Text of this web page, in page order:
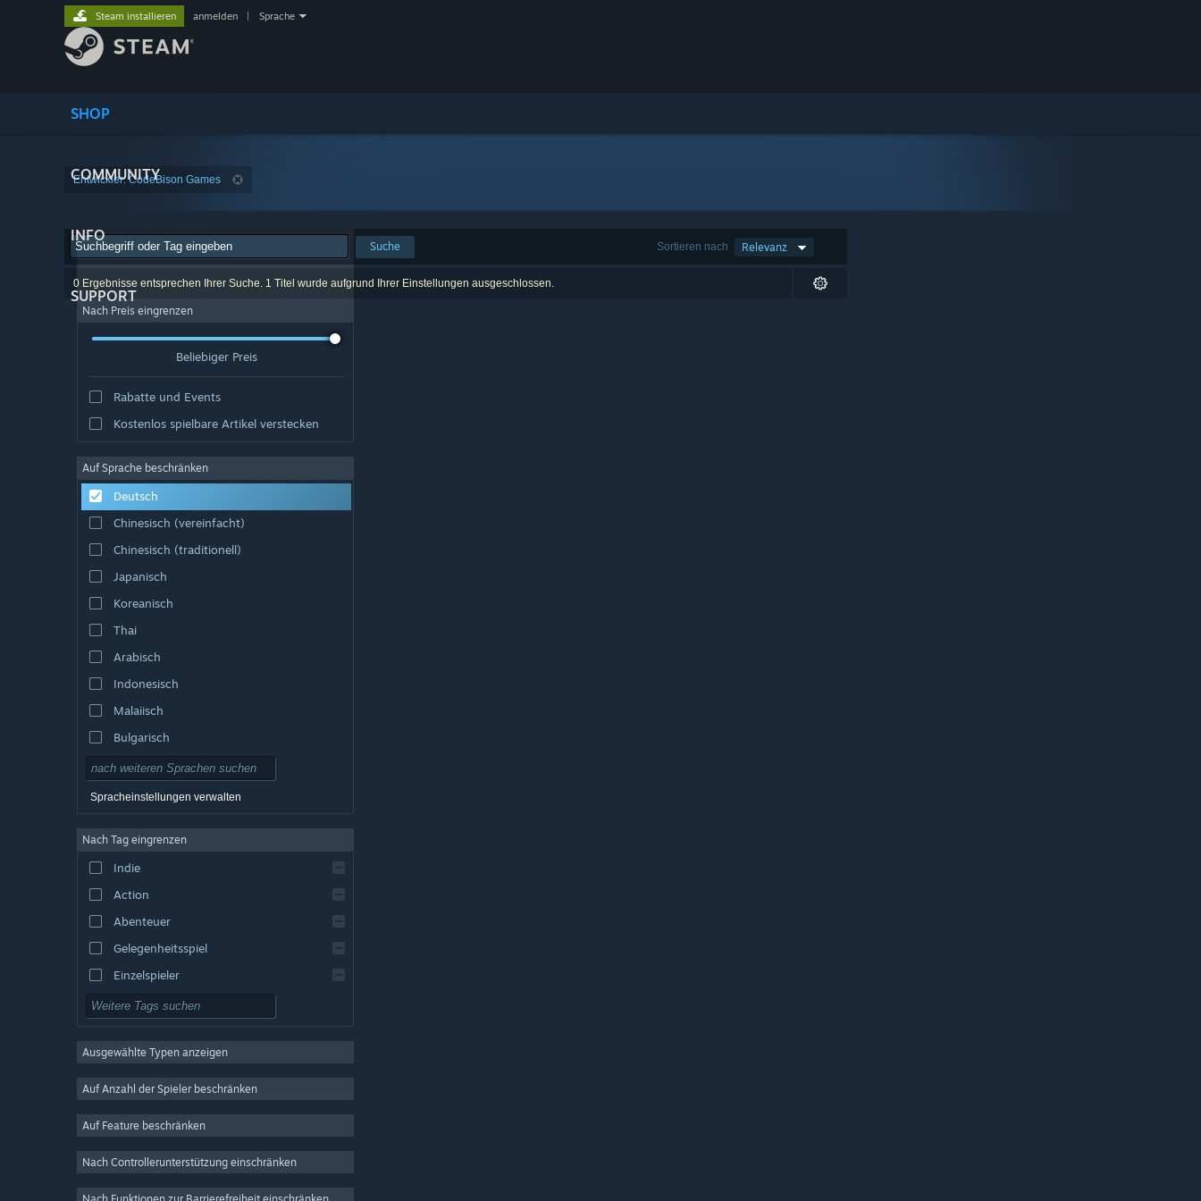
SHOP
COMMUNITY
INFO
SUPPORT
Steam installieren anmelden Sprache
Entwickler: CodeBison Games
Sortieren nach Relevanz
Suche
0 Ergebnisse entsprechen Ihrer Suche. 1 Titel wurde aufgrund Ihrer Einstellungen ausgeschlossen.
Nach Preis eingrenzen
Beliebiger Preis
Rabatte und Events
Kostenlos spielbare Artikel verstecken
Auf Sprache beschränken
Deutsch
Chinesisch (vereinfacht)
Chinesisch (traditionell)
Japanisch
Koreanisch
Thai
Arabisch
Indonesisch
Malaiisch
Bulgarisch
Tschechisch
Dänisch
Spanisch – Spanien
Spanisch – Lateinamerika
Griechisch
Spracheinstellungen verwalten
Nach Tag eingrenzen
Indie
Action
Abenteuer
Gelegenheitsspiel
Einzelspieler
Simulation
Strategie
2D
Kostenlos spielbar
Ausgewählte Typen anzeigen
Auf Anzahl der Spieler beschränken
Auf Feature beschränken
Nach Controllerunterstützung einschränken